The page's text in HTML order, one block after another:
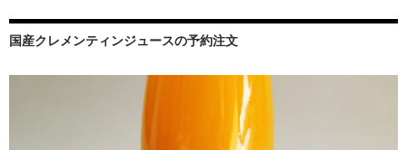
国産クレメンティンジュースの予約注文